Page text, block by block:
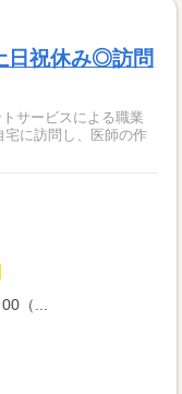
日祝休み◎訪問
サービスによる職業
に訪問し、医師の作
（...